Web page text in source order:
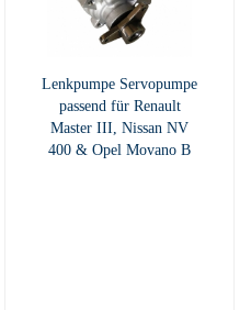
Lenkpumpe Servopumpe
passend für Renault
Master III, Nissan NV
400 & Opel Movano B